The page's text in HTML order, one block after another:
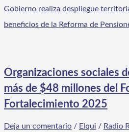
Gobierno realiza despliegue
beneficios de la Reforma de
Organizaciones sociales
más de $48 millones del
Fortalecimiento 2025
Deja un comentario / Elqui / Radio